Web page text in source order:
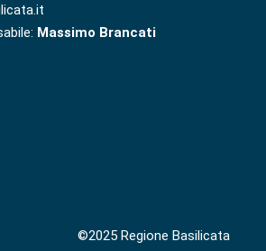
Massimo Brancati
©2025 Regione Basilicata